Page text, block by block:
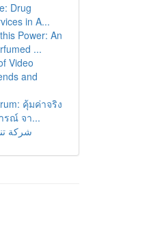
Drug
in A...
Power: An
...
Video
and
คุ้มค่าจริง
รณ์ จา...
شركة